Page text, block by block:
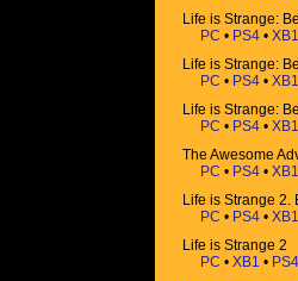
Life is Strange:
PC • PS4 • XB1
Life is Strange:
PC • PS4 • XB1
Life is Strange:
PC • PS4 • XB1
The Awesome
PC • PS4 • XB1
Life is Strange 2.
PC • PS4 • XB1
Life is Strange 2
PC • XB1 • PS4